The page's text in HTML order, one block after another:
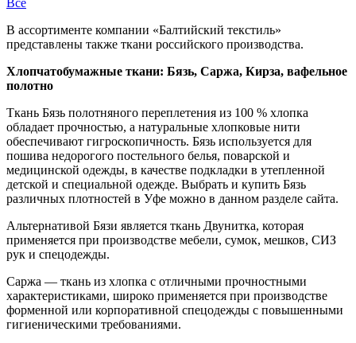
В ассортименте компании «Балтийский текстиль»
представлены также ткани российского производства.
Хлопчатобумажные ткани: Бязь, Саржа, Кирза, вафельное
полотно
Ткань Бязь полотняного переплетения из 100 % хлопка
обладает прочностью, а натуральные хлопковые нити
обеспечивают гигроскопичность. Бязь используется для
пошива недорогого постельного белья, поварской и
медицинской одежды, в качестве подкладки в утепленной
детской и специальной одежде. Выбрать и купить Бязь
различных плотностей в Уфе можно в данном разделе сайта.
Альтернативой Бязи является ткань Двунитка, которая
применяется при производстве мебели, сумок, мешков, СИЗ
рук и спецодежды.
Саржа — ткань из хлопка с отличными прочностными
характеристиками, широко применяется при производстве
форменной или корпоративной спецодежды с повышенными
гигиеническими требованиями.